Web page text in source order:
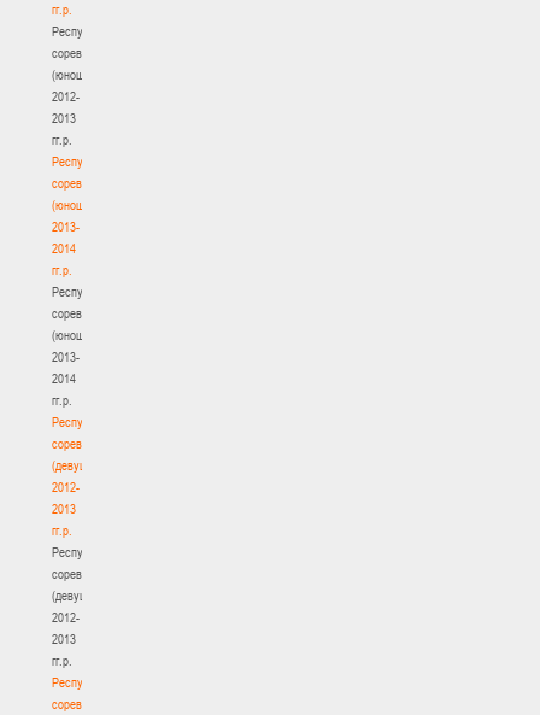
гг.р.
Республиканские
соревнования
(юноши)
2012-
2013
гг.р.
Республиканские
соревнования
(юноши)
2013-
2014
гг.р.
Республиканские
соревнования
(юноши)
2013-
2014
гг.р.
Республиканские
соревнования
(девушки)
2012-
2013
гг.р.
Республиканские
соревнования
(девушки)
2012-
2013
гг.р.
Республиканские
соревнования